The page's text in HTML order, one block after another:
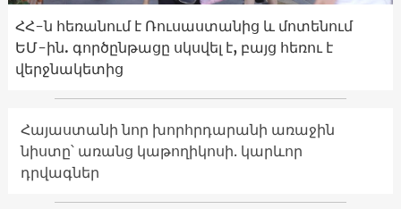
ՀՀ-ն հեռանում է Ռուսաստանից և մոտենում
ԵՄ-ին. գործընթացը սկսվել է, բայց հեռու է
վերջնակետից
Հայաստանի նոր խորհրդարանի առաջին
նիստը՝ առանց կաթողիկոսի. կարևոր
դրվագներ